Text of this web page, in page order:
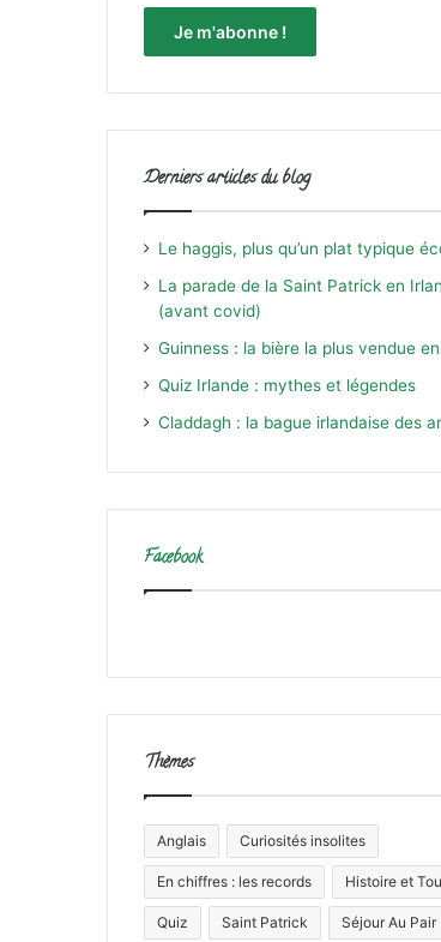
Derniers articles du blog
Le haggis, plus qu’un plat typique
La parade de la Saint Patrick en
(avant covid)
Guinness : la bière la plus vendue
Quiz Irlande : mythes et légendes
Claddagh : la bague irlandaise des
Facebook
Thèmes
Anglais Curiosités insolites
En chiffres : les records Histoire et
Quiz Saint Patrick Séjour Au Pair